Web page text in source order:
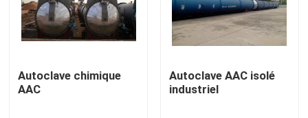
Autoclave chimique
AAC
Autoclave AAC isolé
industriel